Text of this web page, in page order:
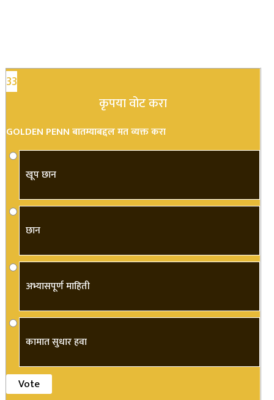
33
कृपया वोट करा
GOLDEN PENN बातम्याबद्दल मत व्यक्त करा
खूप छान
छान
अभ्यासपूर्ण माहिती
कामात सुधार हवा